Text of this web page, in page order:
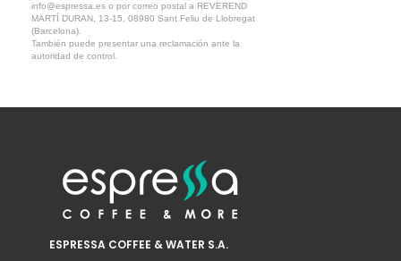
info@espressa.es o por correo postal a REVEREND
MARTÍ DURAN, 13-15, 08980 Sant Feliu de Llobregat
(Barcelona).
También puede presentar una reclamación ante la
autoridad de control.
ESPRESSA COFFEE & WATER S.A.